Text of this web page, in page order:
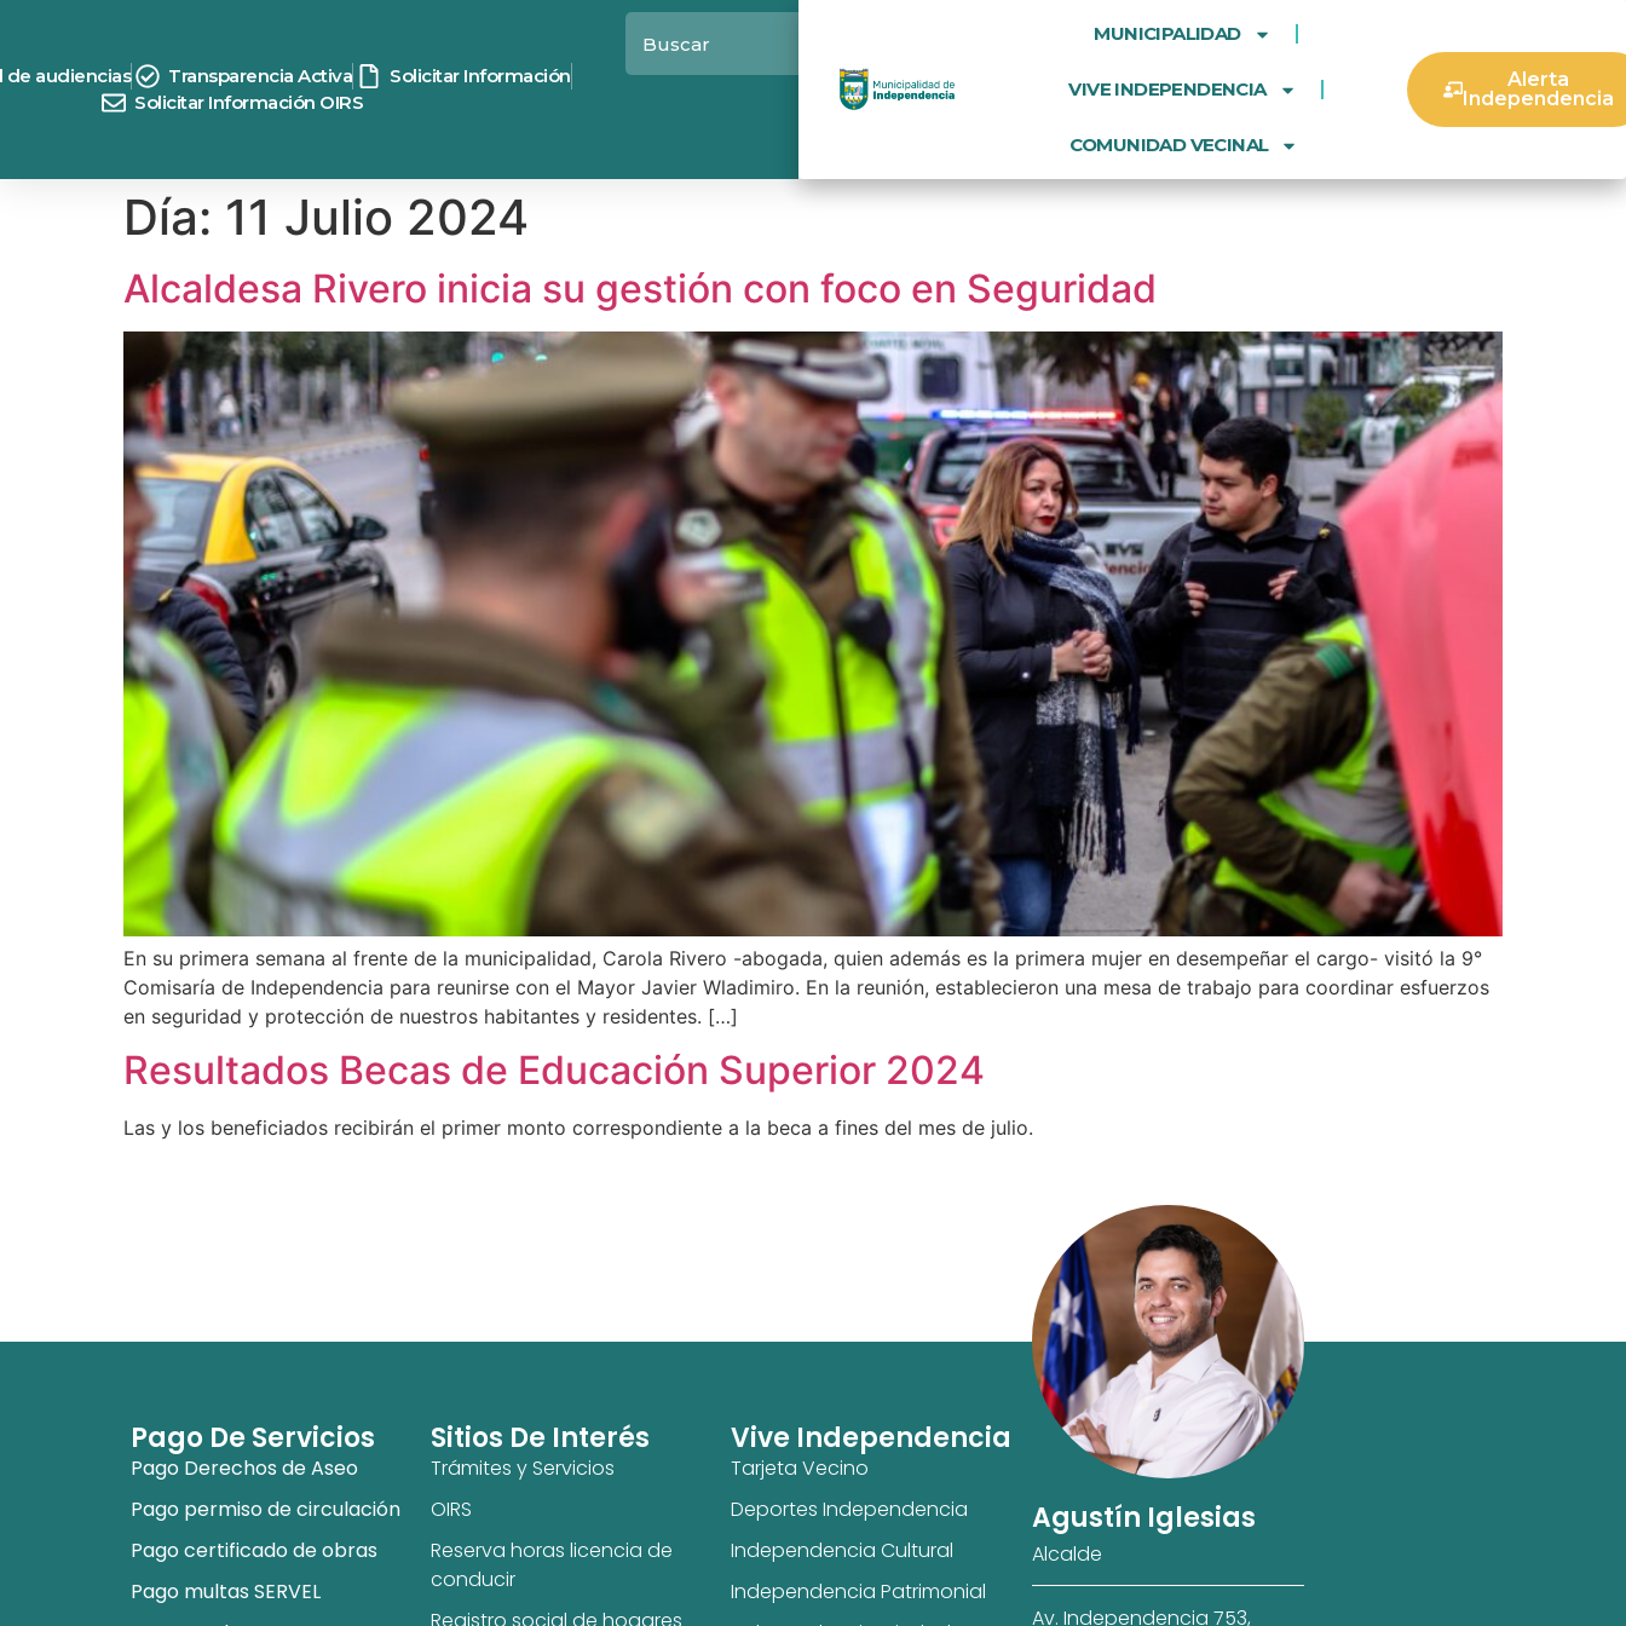
de audiencias Transparencia Activa
Solicitar Información
Solicitar Información OIRS
MUNICIPALIDAD
VIVE INDEPENDENCIA
COMUNIDAD VECINAL
Alerta
Independencia
Día: 11 Julio 2024
Alcaldesa Rivero inicia su gestión con foco en Seguridad
En su primera semana al frente de la municipalidad, Carola Rivero -abogada, quien además es la primera mujer en desempeñar el cargo- visitó la 9°
Comisaría de Independencia para reunirse con el Mayor Javier Wladimiro. En la reunión, establecieron una mesa de trabajo para coordinar esfuerzos
en seguridad y protección de nuestros habitantes y residentes. […]
Resultados Becas de Educación Superior 2024
Las y los beneficiados recibirán el primer monto correspondiente a la beca a fines del mes de julio.
Pago De Servicios
Pago Derechos de Aseo
Pago permiso de circulación
Pago certificado de obras
Pago multas SERVEL
Sitios De Interés
Trámites y Servicios
OIRS
Reserva horas licencia de
conducir
Vive Independencia
Tarjeta Vecino
Deportes Independencia
Independencia Cultural
Independencia Patrimonial
Agustín Iglesias
Alcalde
Av. Independencia 753,